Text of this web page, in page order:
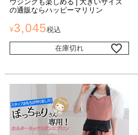
ウジングも楽しめる | 大きいサイズ
の通販ならハッピーマリリン
¥3,045税込
在庫切れ